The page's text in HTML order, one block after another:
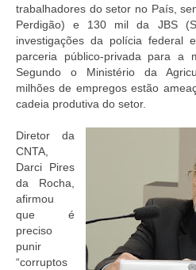
trabalhadores do setor no País,
Perdigão) e 130 mil da JBS
investigações da polícia federal
parceria público-privada para a
Segundo o Ministério da
milhões de empregos estão
cadeia produtiva do setor.
Diretor da
CNTA,
Darci Pires
da Rocha,
afirmou
que é
preciso
punir
“corruptos